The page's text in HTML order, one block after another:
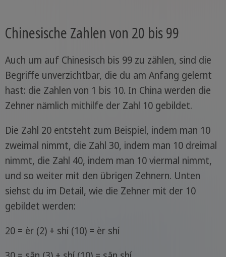
Chinesische Zahlen von 20 bis 99
Auch um auf Chinesisch bis 99 zu zählen, sind die
Begriffe unverzichtbar, die du am Anfang gelernt
hast: die Zahlen von 1 bis 10. In China werden die
Zehner nämlich mithilfe der Zahl 10 gebildet.
Die Zahl 20 entsteht zum Beispiel, indem man 10
zweimal nimmt, die Zahl 30, indem man 10 dreimal
nimmt, die Zahl 40, indem man 10 viermal nimmt,
und so weiter mit den übrigen Zehnern. Unten
siehst du im Detail, wie die Zehner mit der 10
gebildet werden:
20 = èr (2) + shí (10) = èr shí